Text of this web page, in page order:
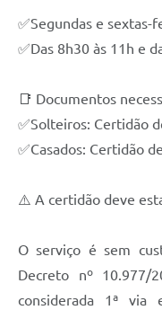
✅Segundas e sextas-
✅Das 8h30 às 11h e
📑 Documentos
✅Solteiros: Certidão
✅Casados: Certidão
⚠️ A certidão deve
O serviço é sem
Decreto nº 10.977/
considerada 1ª